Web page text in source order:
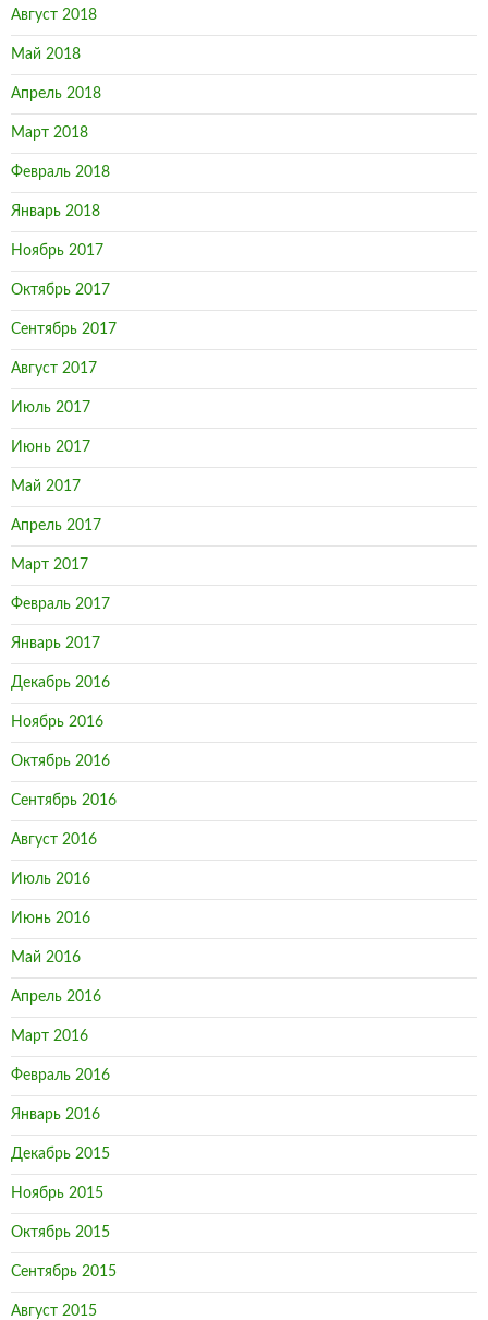
Август 2018
Май 2018
Апрель 2018
Март 2018
Февраль 2018
Январь 2018
Ноябрь 2017
Октябрь 2017
Сентябрь 2017
Август 2017
Июль 2017
Июнь 2017
Май 2017
Апрель 2017
Март 2017
Февраль 2017
Январь 2017
Декабрь 2016
Ноябрь 2016
Октябрь 2016
Сентябрь 2016
Август 2016
Июль 2016
Июнь 2016
Май 2016
Апрель 2016
Март 2016
Февраль 2016
Январь 2016
Декабрь 2015
Ноябрь 2015
Октябрь 2015
Сентябрь 2015
Август 2015